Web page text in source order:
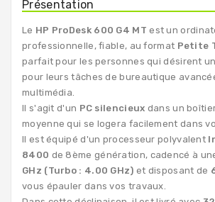
Présentation
Le HP ProDesk 600 G4 MT est un
professionnelle, fiable, au format Petite
parfait pour les personnes qui désirent
pour leurs tâches de bureautique
multimédia.
Il s'agit d'un PC silencieux dans un
moyenne qui se logera facilement dans
Il est équipé d'un processeur polyvalent
8400 de 8ème génération, cadencé à
GHz (Turbo : 4.00 GHz) et disposant de
vous épauler dans vos travaux.